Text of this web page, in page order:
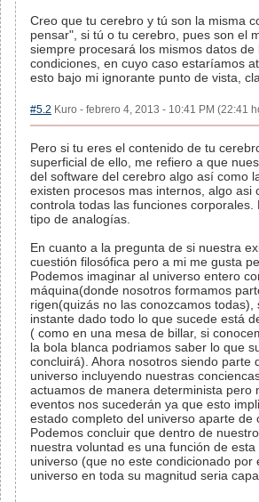
Creo que tu cerebro y tú son la misma
pensar", si tú o tu cerebro, pues son el
siempre procesará los mismos datos
condiciones, en cuyo caso estaríamos
esto bajo mi ignorante punto de vista,
#5.2 Kuro - febrero 4, 2013 - 10:41 PM (22:41
Pero si tu eres el contenido de tu
superficial de ello, me refiero a que
del software del cerebro algo así como
existen procesos mas internos, algo asi
controla todas las funciones
tipo de analogías.
En cuanto a la pregunta de si nuestra
cuestión filosófica pero a mi me gusta
Podemos imaginar al universo entero
máquina(donde nosotros formamos
rigen(quizás no las conozcamos
instante dado todo lo que sucede está
( como en una mesa de billar, si
la bola blanca podriamos saber lo que
concluirá). Ahora nosotros siendo parte
universo incluyendo nuestras
actuamos de manera determinista
eventos nos sucederán ya que esto
estado completo del universo aparte
Podemos concluir que dentro de
nuestra voluntad es una función de
universo (que no este condicionado
universo en toda su magnitud seria